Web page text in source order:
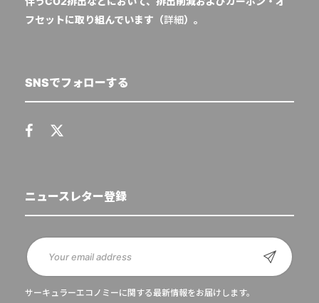
フセットに取り組んでいます（詳細）。
SNSでフォローする
ニュースレター登録
サーキュラーエコノミーに関する最新情報をお届けします。